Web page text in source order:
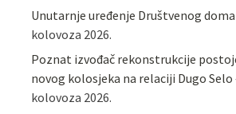
Unutarnje uređenje Društvenog
kolovoza 2026.
Poznat izvođač rekonstrukcije
novog kolosjeka na relaciji Dugo Selo
kolovoza 2026.